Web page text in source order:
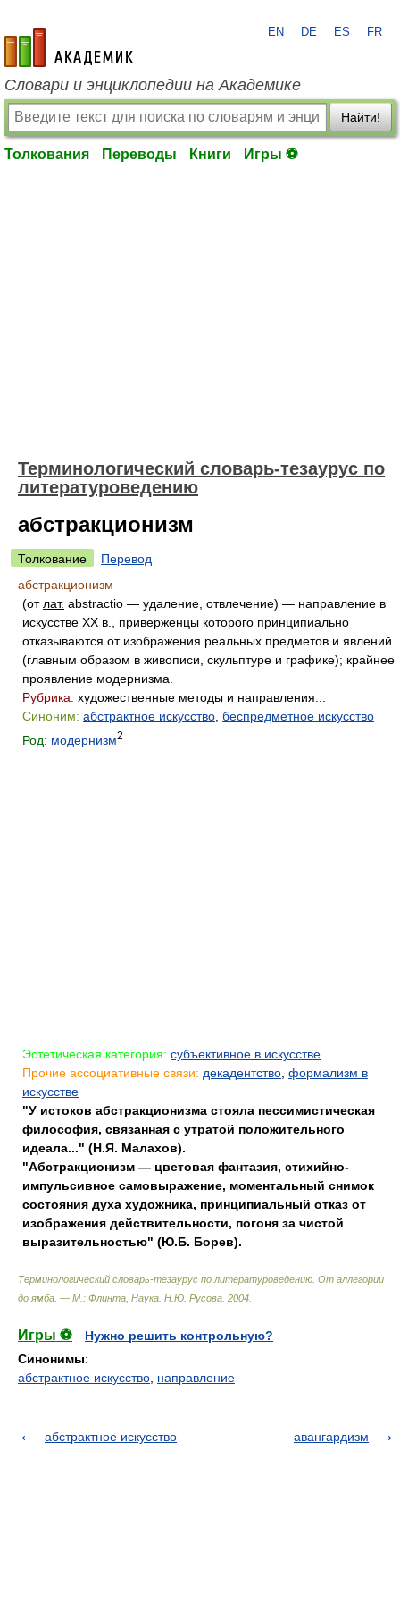
academic.ru
EN DE ES FR
Словари и энциклопедии на Академике
Найти!
Толкования Переводы Книги Игры ⚽
Терминологический словарь-тезаурус по
литературоведению
абстракционизм
Толкование
Перевод
абстракционизм
(от лат. abstractio — удаление, отвлечение) — направление в
искусстве XX в., приверженцы которого принципиально
отказываются от изображения реальных предметов и явлений
(главным образом в живописи, скульптуре и графике); крайнее
проявление модернизма.
Рубрика: художественные методы и направления...
Синоним: абстрактное искусство беспредметное искусство
Род: модернизм2
Эстетическая категория: субъективное в искусстве
Прочие ассоциативные связи: декадентство формализм в
искусстве
"У истоков абстракционизма стояла пессимистическая
философия, связанная с утратой положительного
идеала..." (Н.Я. Малахов).
"Абстракционизм — цветовая фантазия, стихийно-
импульсивное самовыражение, моментальный снимок
состояния духа художника, принципиальный отказ от
изображения действительности, погоня за чистой
выразительностью" (Ю.Б. Борев).
Терминологический словарь-тезаурус по литературоведению. От аллегории
до ямба. — М.: Флинта, Наука Н.Ю. Русова 2004
Игры ⚽
Нужно решить контрольную?
Синонимы:
абстрактное искусство направление
абстрактное искусство авангардизм